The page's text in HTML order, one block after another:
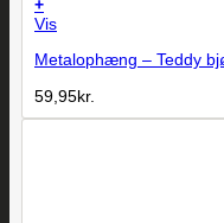
+
Vis
Metalophæng – Teddy
59,95kr.